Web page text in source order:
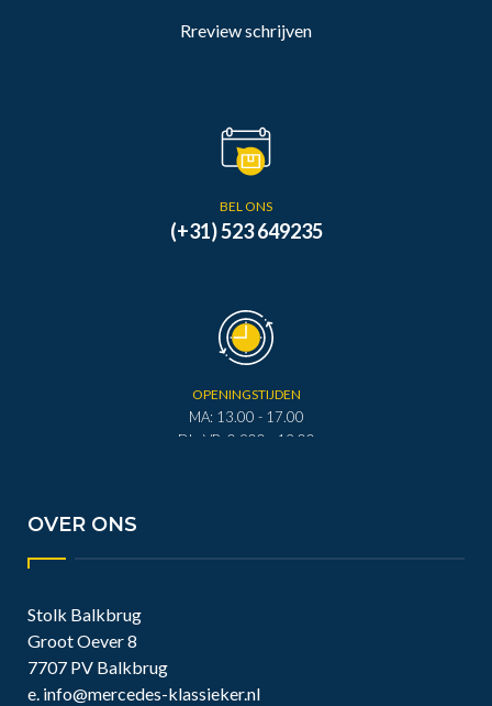
Rreview schrijven
BEL ONS
(+31) 523 649235
OPENINGSTIJDEN
MA: 13.00 - 17.00
DI - VR: 0.900 - 12.00
OVER ONS
Stolk Balkbrug
Groot Oever 8
7707 PV Balkbrug
e. info@mercedes-klassieker.nl